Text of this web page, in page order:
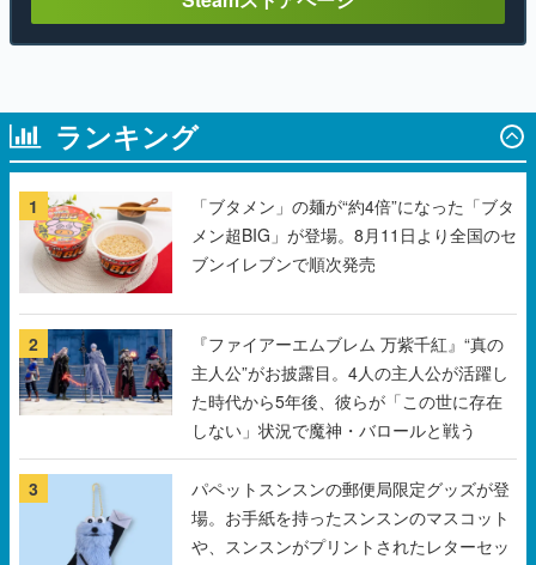
ランキング
1
「ブタメン」の麺が“約4倍”になった「ブタ
メン超BIG」が登場。8月11日より全国のセ
ブンイレブンで順次発売
2
『ファイアーエムブレム 万紫千紅』“真の
た時代から5年後、彼らが「この世に存在
しない」状況で魔神・バロールと戦う
3
パペットスンスンの郵便局限定グッズが登
場。お手紙を持ったスンスンのマスコット
や、スンスンがプリントされたレターセッ
トなどがラインナップ